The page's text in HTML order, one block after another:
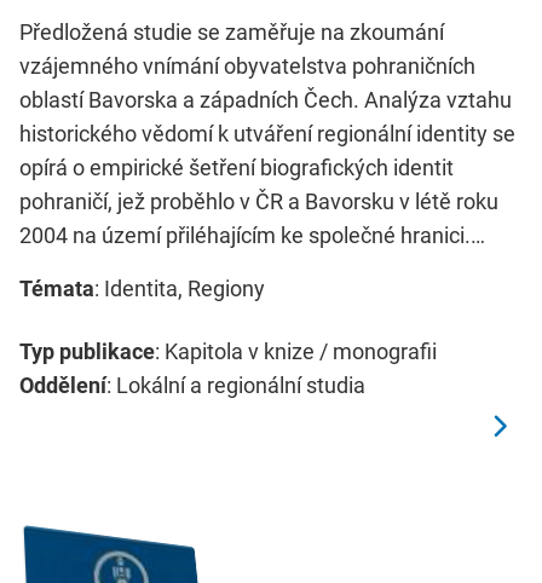
Předložená studie se zaměřuje na zkoumání
vzájemného vnímání obyvatelstva pohraničních
oblastí Bavorska a západních Čech. Analýza vztahu
historického vědomí k utváření regionální identity se
opírá o empirické šetření biografických identit
pohraničí, jež proběhlo v ČR a Bavorsku v létě roku
2004 na území přiléhajícím ke společné hranici.…
Témata: Identita, Regiony
Typ publikace: Kapitola v knize / monografii
Oddělení: Lokální a regionální studia